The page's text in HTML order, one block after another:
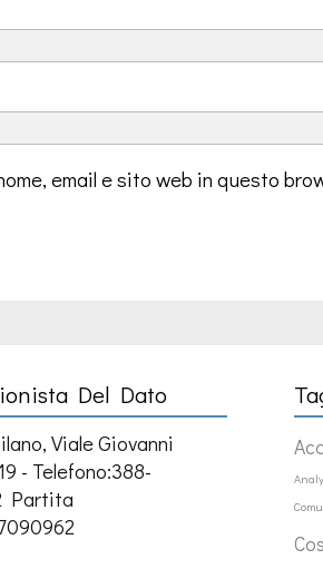
email e sito web in questo
Del Dato
Viale Giovanni
- Telefono:388-
Partita